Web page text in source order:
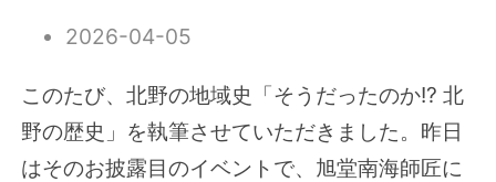
2026-04-05
このたび、北野の地域史「そうだったのか!? 北
野の歴史」を執筆させていただきました。昨日
はそのお披露目のイベントで、旭堂南海師匠に